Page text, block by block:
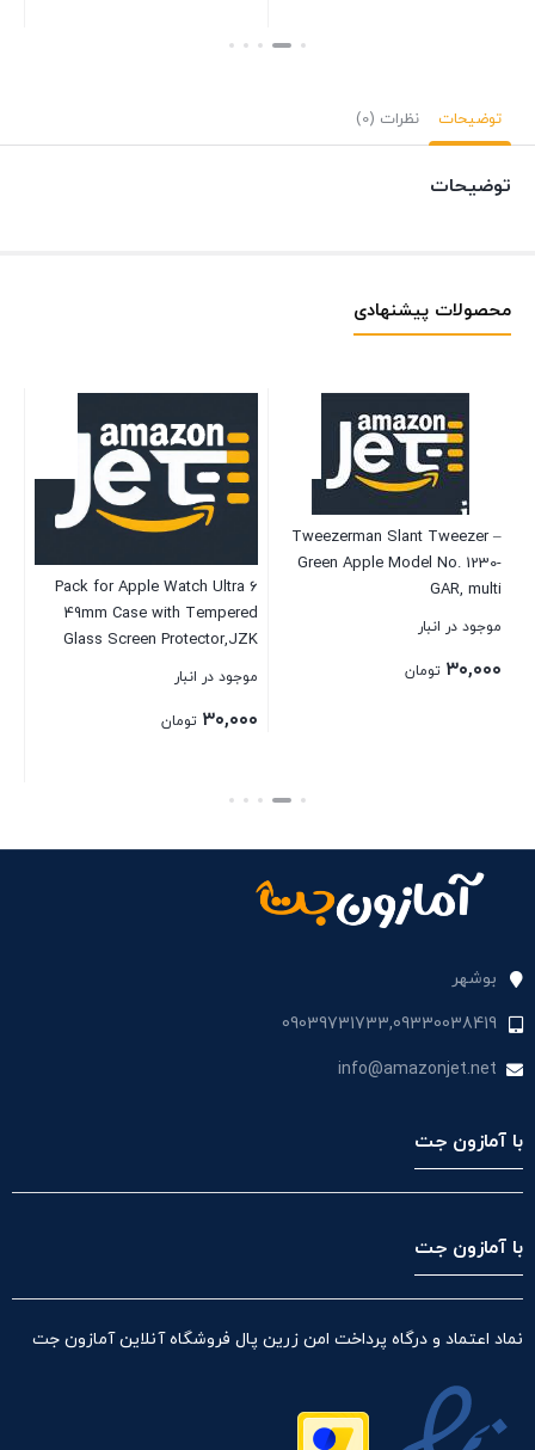
بستن
توضیحات نظرات (0)
توضیحات
محصولات پیشنهادی
Tweezerman Slant Tweezer –
Green Apple Model No. 1230-
GAR, multi
موجود در انبار
۳۰,۰۰۰ تومان
6 Pack for Apple Watch Ultra
49mm Case with Tempered
Glass Screen Protector,JZK
Slim Guard Bumper Full Hard
Thin Cover for iWatch Ultra
موجود در انبار
۳۰,۰۰۰ تومان
بستن
بوشهر
09039731733,09330038419
info@amazonjet.net
با آمازون جت
با آمازون جت
نماد اعتماد و درگاه پرداخت امن زرین پال فروشگاه آنلاین آمازون جت